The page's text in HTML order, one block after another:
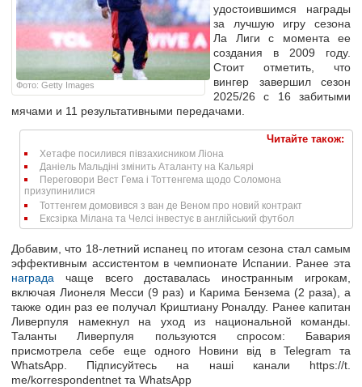
Фото: Getty Images
удостоившимся награды
за лучшую игру сезона
Ла Лиги с момента ее
создания в 2009 году.
Стоит отметить, что
вингер завершил сезон
2025/26 с 16 забитыми
мячами и 11 результативными передачами.
Читайте також:
Хетафе посилився півзахисником Ліона
Даніель Мальдіні змінить Аталанту на Кальярі
Переговори Вест Гема і Тоттенгема щодо Соломона
призупинилися
Тоттенгем домовився з ван де Веном про новий контракт
Ексзірка Мілана та Челсі інвестує в англійський футбол
Добавим, что 18-летний испанец по итогам сезона стал самым
эффективным ассистентом в чемпионате Испании. Ранее эта
награда чаще всего доставалась иностранным игрокам,
включая Лионеля Месси (9 раз) и Карима Бензема (2 раза), а
также один раз ее получал Криштиану Роналду. Ранее капитан
Ливерпуля намекнул на уход из национальной команды.
Таланты Ливерпуля пользуются спросом: Бавария
присмотрела себе еще одного Новини від в Telegram та
WhatsApp. Підписуйтесь на наші канали https://t.
me/korrespondentnet та WhatsApp